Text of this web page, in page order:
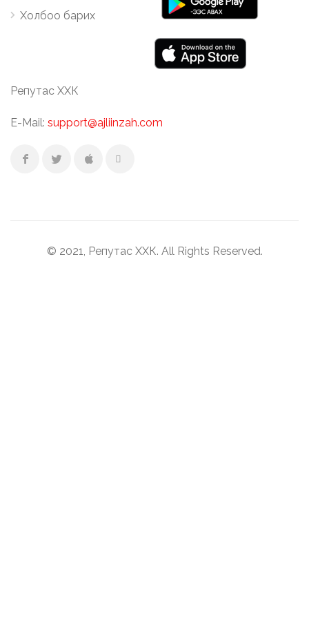
Холбоо барих
Репутас ХХК
E-Mail: support@ajliinzah.com
© 2021, Репутас ХХК. All Rights Reserved.